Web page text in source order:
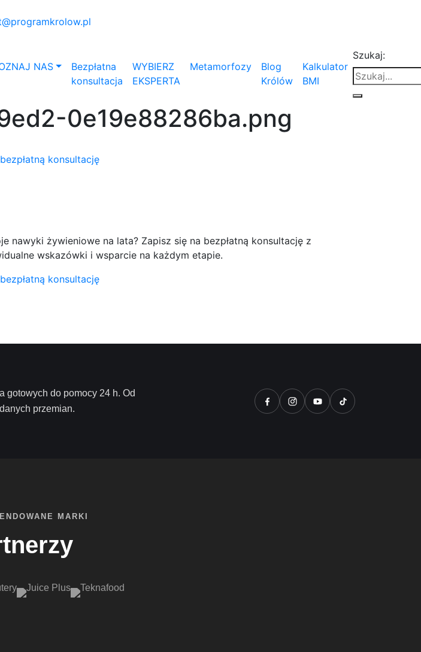
NAS
Bezpłatna
konsultacja
WYBIERZ
EKSPERTA
Metamorfozy
Blog
Królów
Kalkulator
BMI
Szukaj:
0e19e88286ba.png
konsultację
nawyki żywieniowe na lata? Zapisz się na bezpłatną konsultację z
wskazówki i wsparcie na każdym etapie.
konsultację
gotowych do pomocy 24 h. Od
przemian.
MARKI